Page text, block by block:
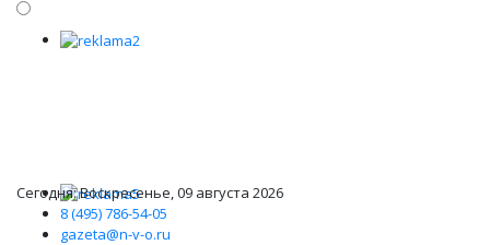
Сегодня: Воскресенье, 09 августа 2026
8 (495) 786-54-05
gazeta@n-v-o.ru